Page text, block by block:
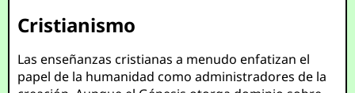
Cristianismo
Las enseñanzas cristianas a menudo enfatizan el
papel de la humanidad como administradores de la